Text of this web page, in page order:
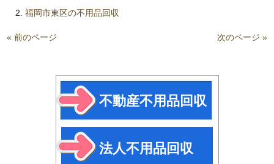
福岡市東区の不用品回収
« 前のページ 次のページ »
不動産不用品回収
法人不用品回収